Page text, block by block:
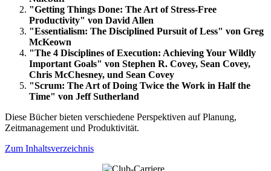
"Getting Things Done: The Art of Stress-Free
Productivity" von David Allen
"Essentialism: The Disciplined Pursuit of Less" von Greg
McKeown
"The 4 Disciplines of Execution: Achieving Your Wildly
Important Goals" von Stephen R. Covey, Sean Covey,
Chris McChesney, und Sean Covey
"Scrum: The Art of Doing Twice the Work in Half the
Time" von Jeff Sutherland
Diese Bücher bieten verschiedene Perspektiven auf Planung,
Zeitmanagement und Produktivität.
Zum Inhaltsverzeichnis